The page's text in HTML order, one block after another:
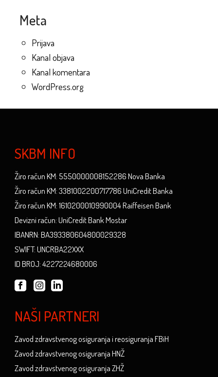
Meta
Prijava
Kanal objava
Kanal komentara
WordPress.org
SKBM INFO
Žiro račun KM: 5550000008152286 Nova Banka
Žiro račun KM: 3381002200717786 UniCredit Banka
Žiro račun KM: 1610200010990004 Raiffeisen Bank
Devizni račun: UniCredit Bank Mostar
IBANRN: BA393380604800029328
SWIFT: UNCRBA22XXX
ID BROJ: 4227224680006
NAŠI PARTNERI
Zavod zdravstvenog osiguranja i reosiguranja FBiH
Zavod zdravstvenog osiguranja HNŽ
Zavod zdravstvenog osiguranja ZHŽ